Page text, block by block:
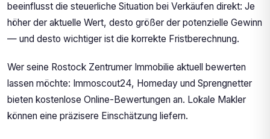
beeinflusst die steuerliche Situation bei Verkäufen direkt: Je
höher der aktuelle Wert, desto größer der potenzielle Gewinn
— und desto wichtiger ist die korrekte Fristberechnung.
Wer seine Rostock Zentrumer Immobilie aktuell bewerten
lassen möchte: Immoscout24, Homeday und Sprengnetter
bieten kostenlose Online-Bewertungen an. Lokale Makler
können eine präzisere Einschätzung liefern.